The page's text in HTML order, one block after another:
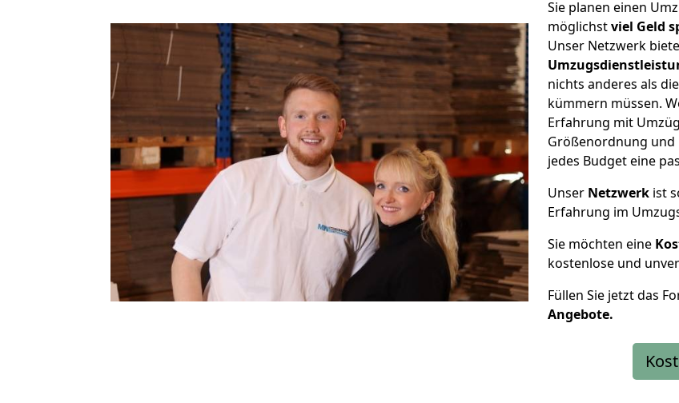
Sie planen einen
möglichstviel Geld
Unser Netzwerk
nichts anderes als
kümmern müssen.
Erfahrung mit
Größenordnung
jedes Budget eine
Unser Netzwerk ist
Erfahrung im
Sie möchten eine
kostenlose und
Füllen Sie jetzt das
Angebote.